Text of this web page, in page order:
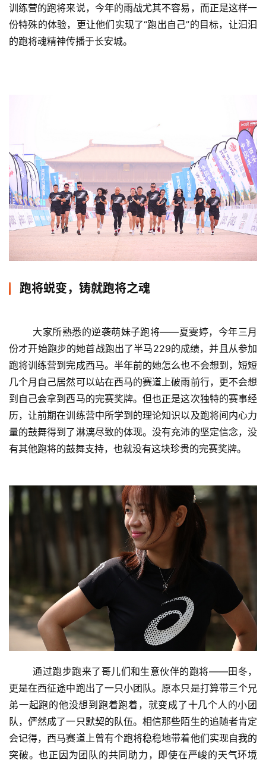
比
赛
观
察
装
备
训练营的跑将来说，今年的雨战尤其不容易，而正是这样一
份特殊的体验，更让他们实现了“跑出自己”的目标，让汩汩
的跑将魂精神传播于长安城。
跑将蜕变，铸就跑将之魂
大家所熟悉的逆袭萌妹子跑将——夏雯婷，今年三月
份才开始跑步的她首战跑出了半马229的成绩，并且从参加
跑将训练营到完成西马。半年前的她怎么也不会想到，短短
几个月自己居然可以站在西马的赛道上破雨前行，更不会想
到自己会拿到西马的完赛奖牌。但也正是这次独特的赛事经
历，让前期在训练营中所学到的理论知识以及跑将间内心力
量的鼓舞得到了淋漓尽致的体现。没有充沛的坚定信念，没
有其他跑将的鼓舞支持，也就没有这块珍贵的完赛奖牌。
	通过跑步跑来了哥儿们和生意伙伴的跑将——田冬，
更是在西征途中跑出了一只小团队。原本只是打算带三个兄
弟一起跑的他没想到跑着跑着，就变成了十几个人的小团
队，俨然成了一只默契的队伍。相信那些陌生的追随者肯定
会记得，西马赛道上曾有个跑将稳稳地带着他们实现自我的
突破。也正因为团队的共同助力，即使在严峻的天气环境